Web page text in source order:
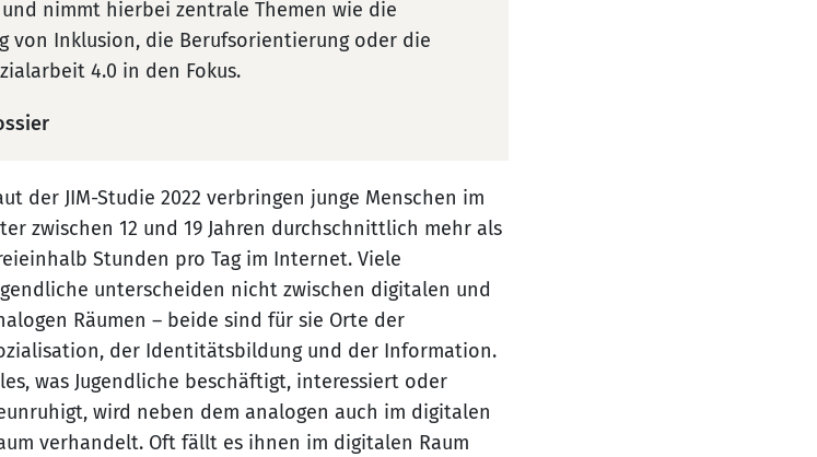
nimmt hierbei zentrale Themen wie die
von Inklusion, die Berufsorientierung oder die
4.0 in den Fokus.
der JIM-Studie 2022 verbringen junge Menschen im
zwischen 12 und 19 Jahren durchschnittlich mehr als
Stunden pro Tag im Internet. Viele
unterscheiden nicht zwischen digitalen und
Räumen – beide sind für sie Orte der
der Identitätsbildung und der Information.
was Jugendliche beschäftigt, interessiert oder
wird neben dem analogen auch im digitalen
verhandelt. Oft fällt es ihnen im digitalen Raum